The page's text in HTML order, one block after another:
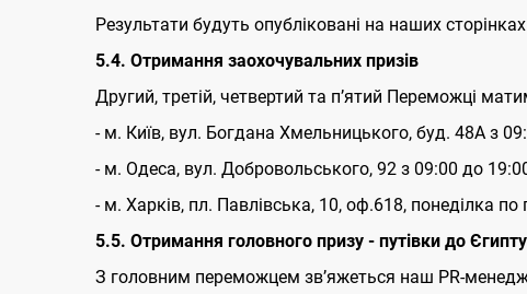
Результати будуть опубліковані на наших
5.4. Отримання заохочувальних призів
Другий, третій, четвертий та пʼятий Переможці
- м. Київ, вул. Богдана Хмельницького, буд. 48А з
- м. Одеса, вул. Добровольського, 92 з 09:00 до
- м. Харків, пл. Павлівська, 10, оф.618, понеділка
5.5. Отримання головного призу - путівки до Єгипту
З головним переможцем зв’яжеться наш PR-